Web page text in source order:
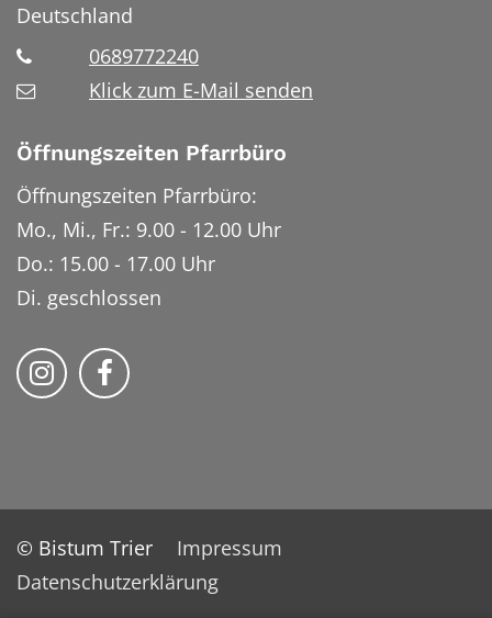
Deutschland
0689772240
Klick zum E-Mail senden
Öffnungszeiten Pfarrbüro
Öffnungszeiten Pfarrbüro:
Mo., Mi., Fr.: 9.00 - 12.00 Uhr
Do.: 15.00 - 17.00 Uhr
Di. geschlossen
Bistum Trier auf Instragram
Bistum Trier auf Facebook
© Bistum Trier
Impressum
Datenschutzerklärung